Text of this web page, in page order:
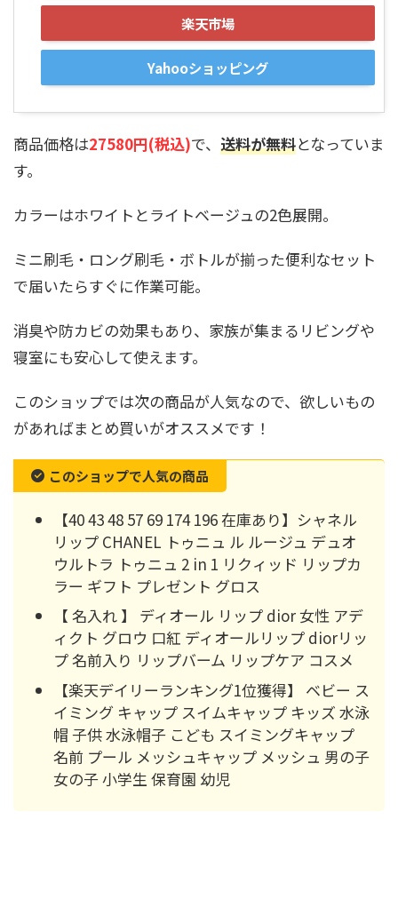
楽天市場
Yahooショッピング
商品価格は27580円(税込)で、 送料が無料となっていま
す。
カラーはホワイトとライトベージュの2色展開。
ミニ刷毛・ロング刷毛・ボトルが揃った便利なセット
で届いたらすぐに作業可能。
消臭や防カビの効果もあり、家族が集まるリビングや
寝室にも安心して使えます。
このショップでは次の商品が人気なので、欲しいもの
があればまとめ買いがオススメです！
このショップで人気の商品
【40 43 48 57 69 174 196 在庫あり】シャネル
リップ CHANEL トゥニュ ル ルージュ デュオ
ウルトラ トゥニュ 2 in 1 リクィッド リップカ
ラー ギフト プレゼント グロス
【 名入れ 】 ディオール リップ dior 女性 アデ
ィクト グロウ 口紅 ディオールリップ diorリッ
プ 名前入り リップバーム リップケア コスメ
【楽天デイリーランキング1位獲得】 ベビー ス
イミング キャップ スイムキャップ キッズ 水泳
帽 子供 水泳帽子 こども スイミングキャップ
名前 プール メッシュキャップ メッシュ 男の子
女の子 小学生 保育園 幼児